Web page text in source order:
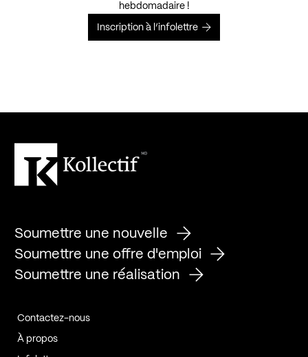
hebdomadaire !
Inscription à l’infolettre
Soumettre une nouvelle
Soumettre une offre d'emploi
Soumettre une réalisation
Contactez-nous
À propos